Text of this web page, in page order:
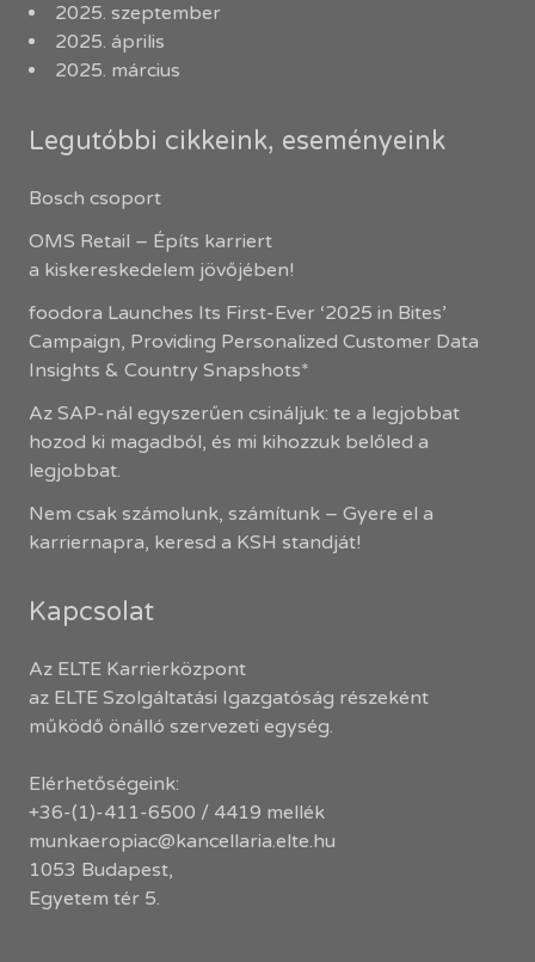
2025. szeptember
2025. április
2025. március
Legutóbbi cikkeink, eseményeink
Bosch csoport
OMS Retail – Építs karriert
a kiskereskedelem jövőjében!
foodora Launches Its First-Ever ‘2025 in Bites’
Campaign, Providing Personalized Customer Data
Insights & Country Snapshots*
Az SAP-nál egyszerűen csináljuk: te a legjobbat
hozod ki magadból, és mi kihozzuk belőled a
legjobbat.
Nem csak számolunk, számítunk – Gyere el a
karriernapra, keresd a KSH standját!
Kapcsolat
Az ELTE Karrierközpont
az ELTE Szolgáltatási Igazgatóság részeként
működő önálló szervezeti egység.
Elérhetőségeink:
+36-(1)-411-6500 / 4419 mellék
munkaeropiac@kancellaria.elte.hu
1053 Budapest,
Egyetem tér 5.